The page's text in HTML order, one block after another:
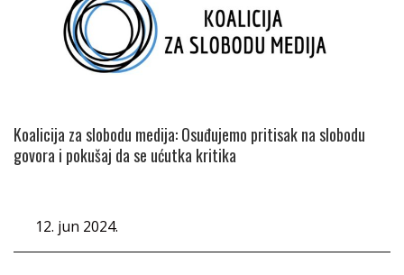
Koalicija za slobodu medija: Osuđujemo pritisak na slobodu
govora i pokušaj da se ućutka kritika
12. jun 2024.